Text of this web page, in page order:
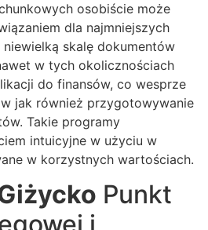
osobiście może
dla najmniejszych
skalę dokumentów
w tych okolicznościach
do finansów, co wesprze
jak również przygotowywanie
Takie programy
intuicyjne w użyciu w
w korzystnych wartościach.
Punkt